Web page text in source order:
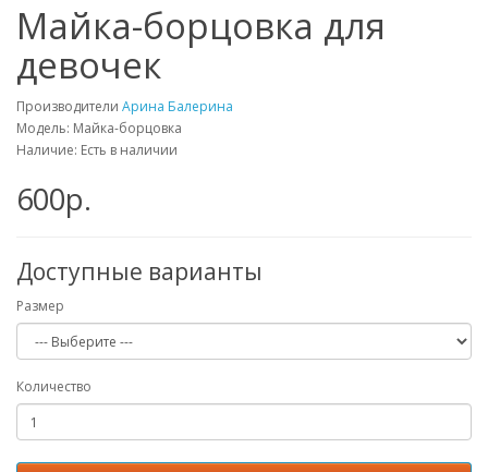
Майка-борцовка для
девочек
Производители Арина Балерина
Модель: Майка-борцовка
Наличие: Есть в наличии
600р.
Доступные варианты
Размер
Количество